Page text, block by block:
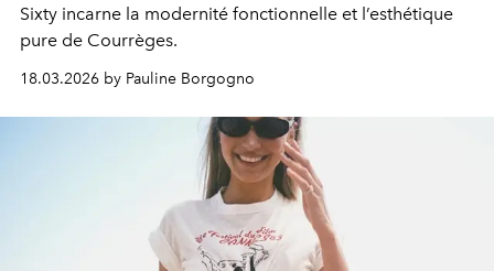
Sixty incarne la modernité fonctionnelle et l’esthétique
pure de Courrèges.
18.03.2026 by Pauline Borgogno